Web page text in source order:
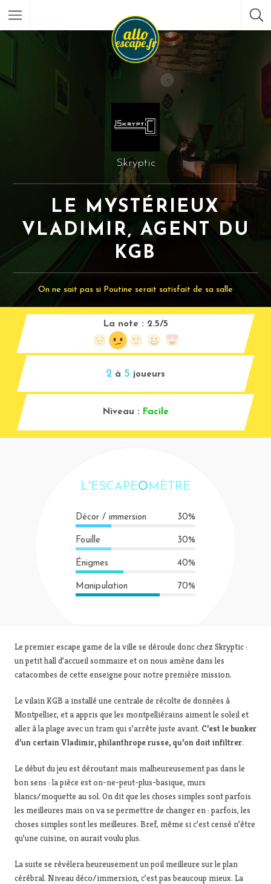
Skryptic
LE MYSTÉRIEUX
VLADIMIR, AGENT DU
KGB
On ne sait pas si Poutine serait satisfait de sa salle
2 à 5 joueurs
La note : 2.5/5
Niveau : Facile
L'ESCAPEOMÈTRE
Décor / immersion 30%
Fouille 30%
Énigmes 40%
Manipulation 70%
Le premier escape game de la ville se déroule donc chez Skryptic :
un petit hall d’accueil sommaire et on nous amène dans les
catacombes de cette enseigne pour notre première mission.
Le vilain KGB a installé une centrale de récolte de données à
Montpellier, et a appris que les montpelliérains aiment le soleil et
aller à la plage avec un tram qui s’arrête juste avant. C’est le bunker
d’un certain Vladimir, philanthrope russe, qu’on doit infiltrer.
Le début du jeu est déroutant mais malheureusement pas dans le
bon sens : la pièce est on-ne-peut-plus-basique, murs
blancs/moquette au sol. On dit que les choses simples sont parfois
les meilleures mais on va se permettre de changer en : parfois, les
choses simples sont les meilleures. Bref, même si c’est censé n’être
qu’une cuisine, on aurait voulu plus.
La suite se révèlera heureusement un poil meilleure sur le plan
cérébral. Niveau déco/immersion, c’est pas beaucoup mieux. La